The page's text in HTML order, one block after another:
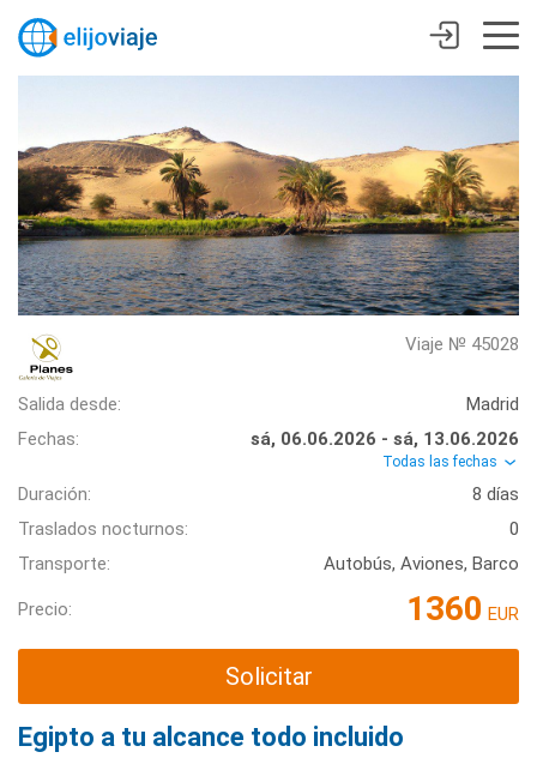
Viaje № 45028
Salida desde:
Madrid
Fechas:
sá, 06.06.2026 - sá, 13.06.2026
Todas las fechas
Duración:
8 días
Traslados nocturnos:
0
Transporte:
Autobús, Aviones, Barco
Precio: 1360 EUR
Solicitar
Egipto a tu alcance todo incluido